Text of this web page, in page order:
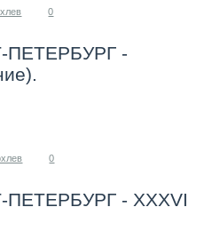
0
-
0
- XXXVI